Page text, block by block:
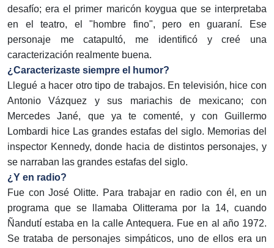
desafío; era el primer maricón koygua que se interpretaba
en el teatro, el "hombre fino", pero en guaraní. Ese
personaje me catapultó, me identificó y creé una
caracterización realmente buena.
¿Caracterizaste siempre el humor?
Llegué a hacer otro tipo de trabajos. En televisión, hice con
Antonio Vázquez y sus mariachis de mexicano; con
Mercedes Jané, que ya te comenté, y con Guillermo
Lombardi hice Las grandes estafas del siglo. Memorias del
inspector Kennedy, donde hacia de distintos personajes, y
se narraban las grandes estafas del siglo.
¿Y en radio?
Fue con José Olitte. Para trabajar en radio con él, en un
programa que se llamaba Olitterama por la 14, cuando
Ñandutí estaba en la calle Antequera. Fue en al año 1972.
Se trataba de personajes simpáticos, uno de ellos era un